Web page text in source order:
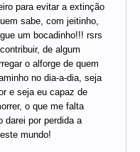
para evitar a extinção
sabe, com jeitinho,
um bocadinho!!! rsrs
de algum
o alforge de quem
no dia-a-dia, seja
e seja eu capaz de
o que me falta
darei por perdida a
mundo!